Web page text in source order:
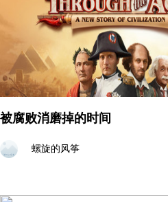
被腐败消磨掉的时间
螺旋的风筝